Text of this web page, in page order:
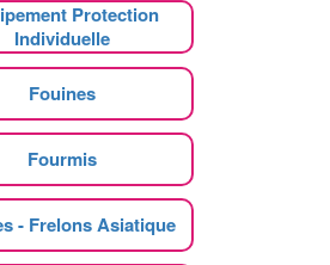
Protection
Individuelle
Fouines
Fourmis
- Frelons Asiatique